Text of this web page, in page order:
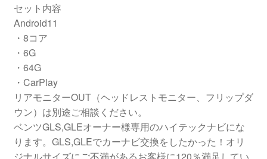
セット内容
Android11
・8コア
・6G
・64G
・CarPlay
リアモニターOUT（ヘッドレストモニター、フリップダ
ウン）は別途ご相談ください。
ベンツGLS,GLEオーナー様専用のハイテックナビにな
ります。GLS,GLEでカーナビ交換をしたかった！オリ
ジナルサイズにご不満があるお客様に120％満足してい